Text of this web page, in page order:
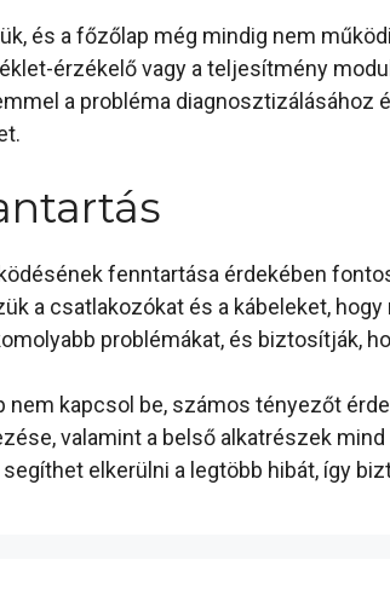
és a főzőlap még mindig nem
érzékelő vagy a teljesítmény
a probléma diagnosztizálásához
fenntartása érdekében
a csatlakozókat és a kábeleket,
problémákat, és biztosítják,
nem kapcsol be, számos tényezőt
valamint a belső alkatrészek
elkerülni a legtöbb hibát, így